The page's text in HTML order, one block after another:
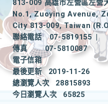
813-009 高雄市左營區左營
No.1, Zuoying Avenue,
City 813-009, Taiwan
聯絡電話
07-5819155
|
傳真
07-5810087
電子信箱
最後更新
2019-11-26
總瀏覽人次
28815893
今日瀏覽人次
65825